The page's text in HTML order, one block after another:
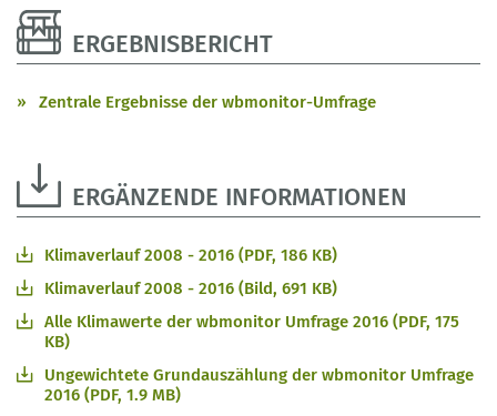
ERGEBNISBERICHT
Zentrale Ergebnisse der wbmonitor-Umfrage
ERGÄNZENDE INFORMATIONEN
Klimaverlauf 2008 - 2016 (PDF, 186 KB)
Klimaverlauf 2008 - 2016 (Bild, 691 KB)
Alle Klimawerte der wbmonitor Umfrage 2016 (PDF, 175
KB)
Ungewichtete Grundauszählung der wbmonitor Umfrage
2016 (PDF, 1.9 MB)